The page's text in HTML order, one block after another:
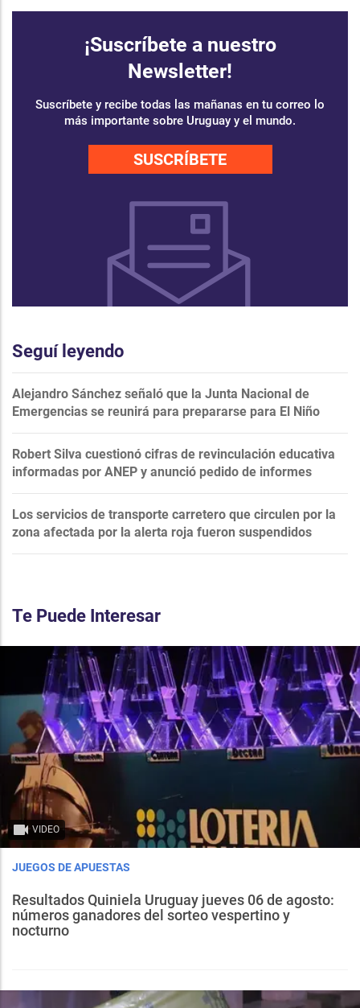
¡Suscríbete a nuestro
Newsletter!
Suscríbete y recibe todas las mañanas en tu correo lo
más importante sobre Uruguay y el mundo.
SUSCRÍBETE
Seguí leyendo
Alejandro Sánchez señaló que la Junta Nacional de
Emergencias se reunirá para prepararse para El Niño
Robert Silva cuestionó cifras de revinculación educativa
informadas por ANEP y anunció pedido de informes
Los servicios de transporte carretero que circulen por la
zona afectada por la alerta roja fueron suspendidos
Te Puede Interesar
VIDEO
JUEGOS DE APUESTAS
Resultados Quiniela Uruguay jueves 06 de agosto:
números ganadores del sorteo vespertino y
nocturno